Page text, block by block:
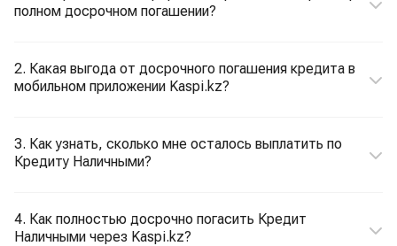
полном досрочном погашении?
2. Какая выгода от досрочного погашения кредита в
мобильном приложении Kaspi.kz?
3. Как узнать, сколько мне осталось выплатить по
Кредиту Наличными?
4. Как полностью досрочно погасить Кредит
Наличными через Kaspi.kz?